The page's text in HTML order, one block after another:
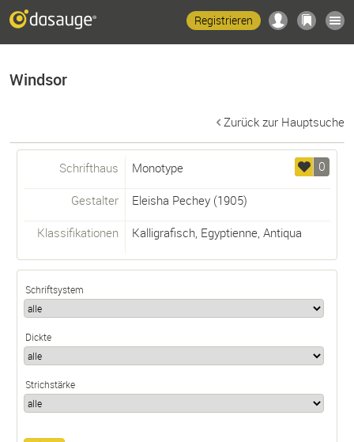
Registrieren
Windsor
Zurück zur Hauptsuche
0
Schrifthaus Monotype
Gestalter Eleisha Pechey(1905)
Klassifikationen Kalligrafisch, Egyptienne, Antiqua
Schriftsystem
Dickte
Strichstärke